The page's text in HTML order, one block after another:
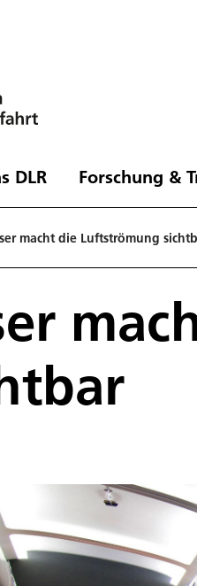
DLR Forschung &
macht die Luftströmung